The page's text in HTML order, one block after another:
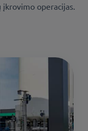
operacijas.